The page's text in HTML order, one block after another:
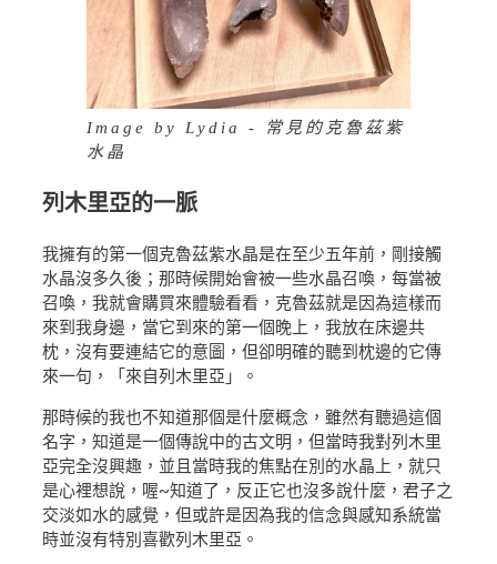
Image by Lydia - 常見的克魯茲紫
水晶
列木里亞的一脈
我擁有的第一個克魯茲紫水晶是在至少五年前，剛接觸
水晶沒多久後；那時候開始會被一些水晶召喚，每當被
召喚，我就會購買來體驗看看，克魯茲就是因為這樣而
來到我身邊，當它到來的第一個晚上，我放在床邊共
枕，沒有要連結它的意圖，但卻明確的聽到枕邊的它傳
來一句，「來自列木里亞」。
那時候的我也不知道那個是什麼概念，雖然有聽過這個
名字，知道是一個傳說中的古文明，但當時我對列木里
亞完全沒興趣，並且當時我的焦點在別的水晶上，就只
是心裡想說，喔~知道了，反正它也沒多說什麼，君子之
交淡如水的感覺，但或許是因為我的信念與感知系統當
時並沒有特別喜歡列木里亞。